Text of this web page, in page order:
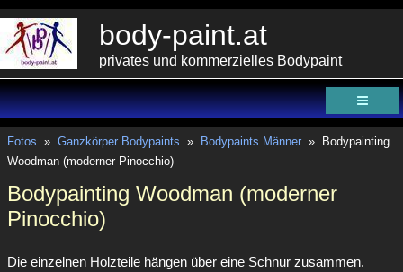
body-paint.at
privates und kommerzielles Bodypaint
Fotos » Ganzkörper Bodypaints » Bodypaints Männer »
Bodypainting
Woodman (moderner Pinocchio)
Bodypainting Woodman (moderner
Pinocchio)
Die einzelnen Holzteile hängen über eine Schnur zusammen.